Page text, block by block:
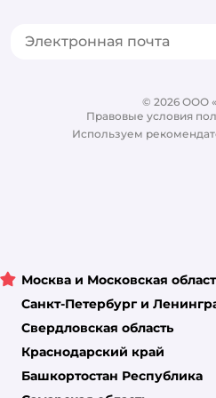
Блог
Корм для
© 2026 ООО
Правовые условия
Используем
Москва и Московская
Санкт-Петербург и
Свердловская область
Краснодарский край
Башкортостан Республика